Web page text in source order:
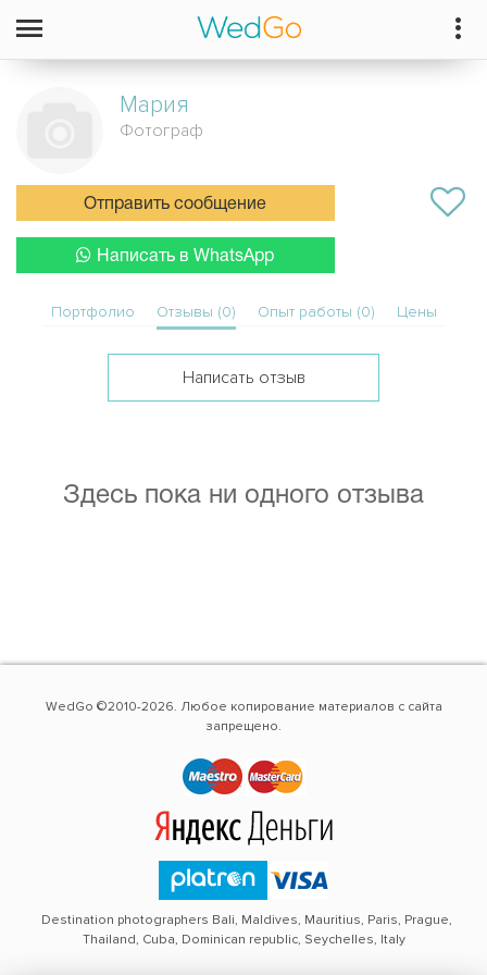
Мария
Фотограф
Отправить сообщение
Написать в WhatsApp
Портфолио Отзывы (0) Опыт работы (0) Цены
Написать отзыв
Здесь пока ни одного отзыва
WedGo ©2010-2026. Любое копирование материалов с сайта
запрещено.
Destination photographers Bali, Maldives, Mauritius, Paris, Prague,
Thailand, Cuba, Dominican republic, Seychelles, Italy